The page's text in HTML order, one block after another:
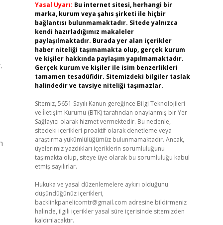
Yasal Uyarı: Bu internet sitesi, herhangi bir
marka, kurum veya şahıs şirketi ile hiçbir
bağlantısı bulunmamaktadır. Sitede yalnızca
kendi hazırladığımız makaleler
paylaşılmaktadır. Burada yer alan içerikler
haber niteliği taşımamakta olup, gerçek kurum
ve kişiler hakkında paylaşım yapılmamaktadır.
Gerçek kurum ve kişiler ile isim benzerlikleri
tamamen tesadüfidir. Sitemizdeki bilgiler taslak
halindedir ve tavsiye niteliği taşımazlar.
Sitemiz, 5651 Sayılı Kanun gereğince Bilgi Teknolojileri
ve İletişim Kurumu (BTK) tarafından onaylanmış bir Yer
Sağlayıcı olarak hizmet vermektedir. Bu nedenle,
sitedeki içerikleri proaktif olarak denetleme veya
araştırma yükümlülüğümüz bulunmamaktadır. Ancak,
üyelerimiz yazdıkları içeriklerin sorumluluğunu
taşımakta olup, siteye üye olarak bu sorumluluğu kabul
etmiş sayılırlar.
Hukuka ve yasal düzenlemelere aykırı olduğunu
düşündüğünüz içerikleri,
backlinkpanelicomtr@gmail.com adresine bildirmeniz
halinde, ilgili içerikler yasal süre içerisinde sitemizden
kaldırılacaktır.